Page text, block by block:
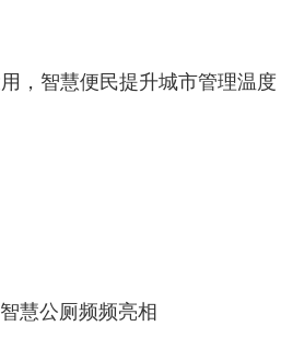
，智慧便民提升城市管理温度
慧公厕频频亮相